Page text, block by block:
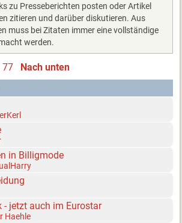
zu Presseberichten posten oder Artikel
zitieren und darüber diskutieren. Aus
muss bei Zitaten immer eine vollständige
werden.
77 Nach unten
in Billigmode
- jetzt auch im Eurostar
Haehle